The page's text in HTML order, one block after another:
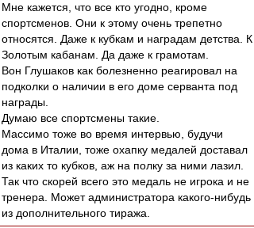
Мне кажется, что все кто угодно, кроме
спортсменов. Они к этому очень трепетно
относятся. Даже к кубкам и наградам детства. К
Золотым кабанам. Да даже к грамотам.
Вон Глушаков как болезненно реагировал на
подколки о наличии в его доме серванта под
награды.
Думаю все спортсмены такие.
Массимо тоже во время интервью, будучи
дома в Италии, тоже охапку медалей доставал
из каких то кубков, аж на полку за ними лазил.
Так что скорей всего это медаль не игрока и не
тренера. Может администратора какого-нибудь
из дополнительного тиража.